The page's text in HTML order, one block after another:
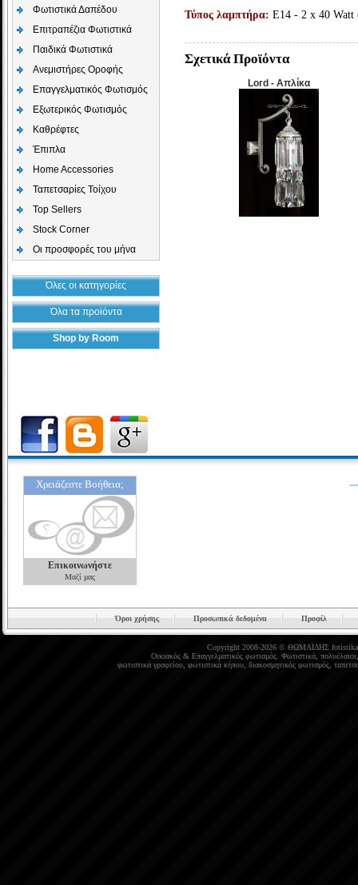
Φωτιστικά Δαπέδου
Επιτραπέζια Φωτιστικά
Παιδικά Φωτιστικά
Aνεμιστήρες Οροφής
Επαγγελματικός Φωτισμός
Εξωτερικός Φωτισμός
Καθρέφτες
Έπιπλα
Home Accessories
Ταπετσαρίες Τοίχου
Top Sellers
Stock Corner
Οι προσφορές του μήνα
Όλες οι κατηγορίες
Όλα τα προϊόντα
Shop by Room
Τύπος λαμπτήρα: E14 - 2 x 40
Σχετικά Προϊόντα
Lord - Απλίκα
Χρειάζεστε Βοήθεια;
Επικοινωνήστε
Μαζί μας
Όροι χρήσης Προσωπικά δεδομένα Προφίλ
Copyright 2008-2026 © ΘΩΜΑΪΔΗΣ
Οικιακός& Επαγγελματικός φωτισμός. Φωτιστικά, πολυέλαιοι
φωτιστικά γραφείου, φωτιστικά κήπου, διακοσμητικός φωτισμός,